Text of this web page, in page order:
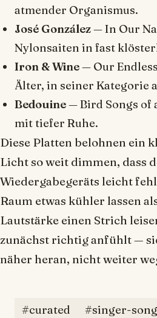
atmender Organismus.
José González—In Our
Nylonsaiten in fast
Iron & Wine— Our
Älter, in seiner Kategorie
Bedouine—Bird Songs of
mit tiefer Ruhe.
Diese Platten belohnen ein
Licht so weit dimmen, dass
Wiedergabegeräts leicht
Raum etwas kühler lassen
Lautstärke einen Strich
zunächst richtig anfühlt —
näher heran, nicht weiter
#curated #singer-